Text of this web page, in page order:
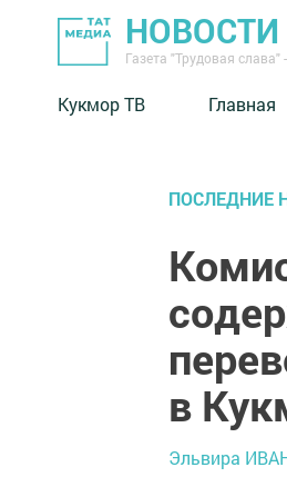
Газета "Трудовая
Кукмор ТВ Главная
ПОСЛЕДНИЕ
в
Эльвира